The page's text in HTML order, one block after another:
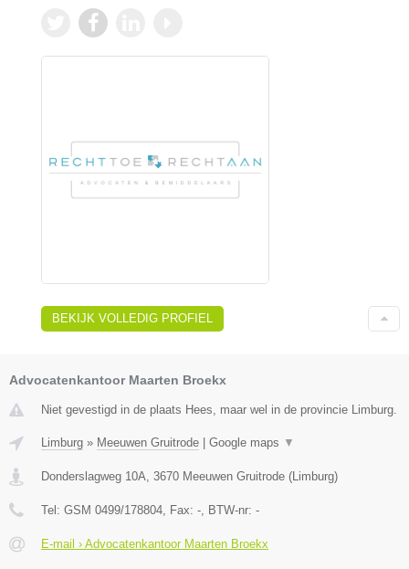
BEKIJK VOLLEDIG PROFIEL
Advocatenkantoor Maarten Broekx
Niet gevestigd in de plaats Hees, maar wel in de provincie Limburg.
Limburg » Meeuwen Gruitrode | Google maps ▼
Donderslagweg 10A 3670 Meeuwen Gruitrode (Limburg)
Tel: GSM 0499/178804 , Fax: - , BTW-nr: -
E-mail › Advocatenkantoor Maarten Broekx